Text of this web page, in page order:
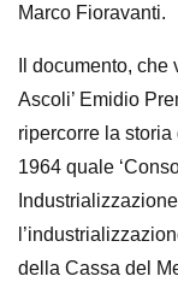
Marco Fioravanti.
Il documento,
Ascoli’ Emidio
ripercorre la storia
1964 quale
Industrializzazione
della Cassa del